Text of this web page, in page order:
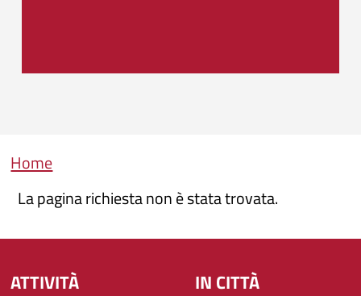
Briciole di pane
Home
La pagina richiesta non è stata trovata.
ATTIVITÀ
IN CITTÀ